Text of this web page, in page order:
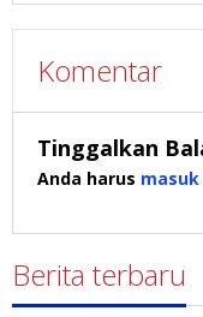
Komentar
Tinggalkan
Anda harus masuk
Berita terbaru